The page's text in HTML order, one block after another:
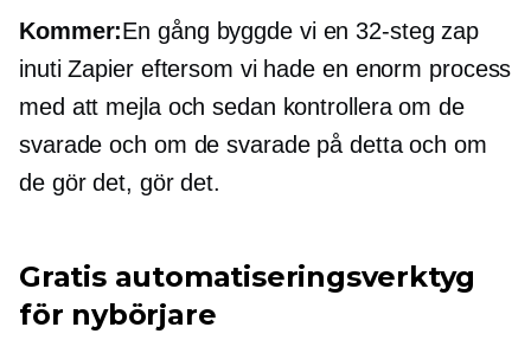
Kommer:En gång byggde vi en32-steg zap
inuti Zapier eftersom vi hade en enorm process
med att mejla och sedan kontrollera om de
svarade och om de svarade på detta och om
de gör det, gör det.
Gratis automatiseringsverktyg
för nybörjare